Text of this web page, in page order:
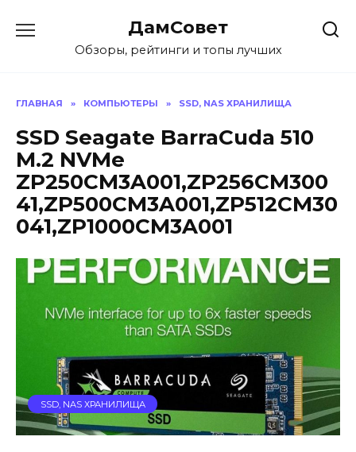
содержанию
ДамСовет
Обзоры, рейтинги и топы лучших
ГЛАВНАЯ » КОМПЬЮТЕРЫ » SSD, NAS ХРАНИЛИЩА
SSD Seagate BarraCuda 510
M.2 NVMe
ZP250CM3A001,ZP256CM300
41,ZP500CM3A001,ZP512CM30
041,ZP1000CM3A001
SSD, NAS ХРАНИЛИЩА